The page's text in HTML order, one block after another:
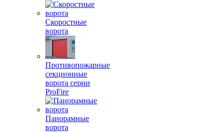
Скоростные
ворота
Противопожарные
секционные
ворота серии
ProFire
Панорамные
ворота